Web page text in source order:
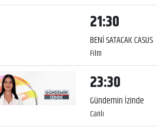
21:30
BENİ SATACAK CASUS
Film
23:30
Gündemin İzinde
Canlı